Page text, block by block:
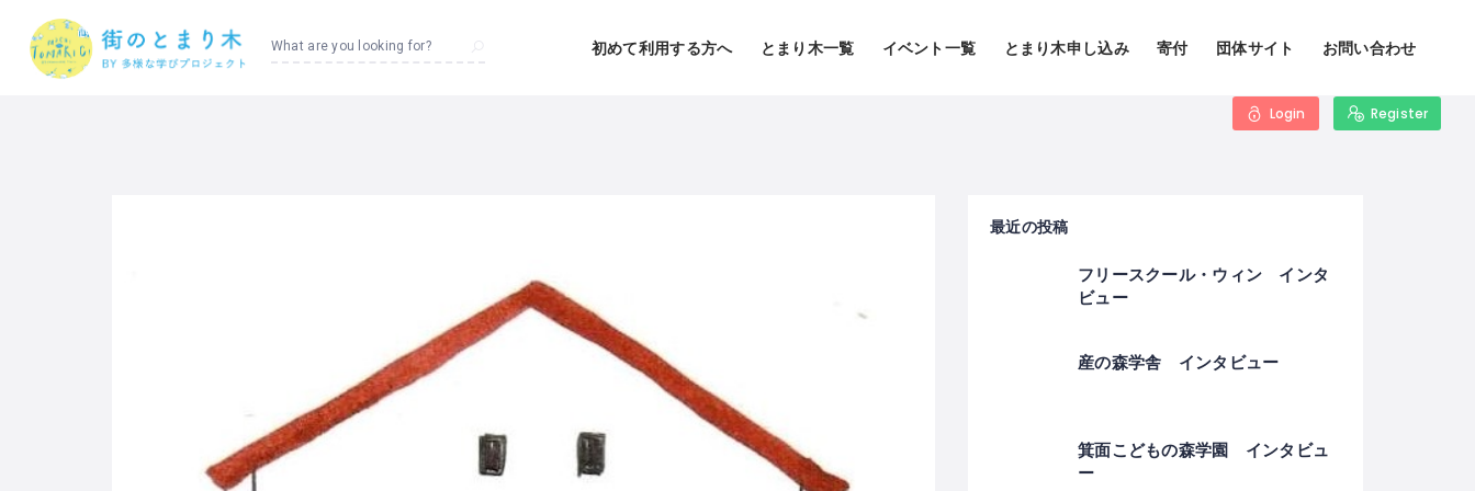
What are you looking for? 初めて利用する方へ とまり木一覧 イベント一覧 とまり木申し込み 寄付 団体サイト お問い合わせ
Login Register
最近の投稿
フリースクール・ウィン インタ
ビュー
産の森学舎 インタビュー
箕面こどもの森学園 インタビュ
ー